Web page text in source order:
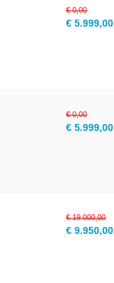
€ 0,00
€ 5.999,00
€ 0,00
€ 5.999,00
€ 19.000,00
€ 9.950,00